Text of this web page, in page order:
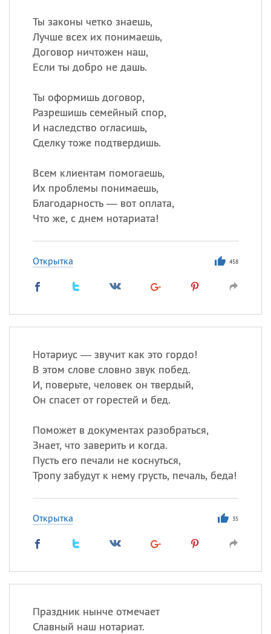
Ты законы четко знаешь,
Лучше всех их понимаешь,
Договор ничтожен наш,
Если ты добро не дашь.
Ты оформишь договор,
Разрешишь семейный спор,
И наследство огласишь,
Сделку тоже подтвердишь.
Всем клиентам помогаешь,
Их проблемы понимаешь,
Благодарность — вот оплата,
Что же, с днем нотариата!
Открытка 458
Нотариус — звучит как это гордо!
В этом слове словно звук побед.
И, поверьте, человек он твердый,
Он спасет от горестей и бед.
Поможет в документах разобраться,
Знает, что заверить и когда.
Пусть его печали не коснуться,
Тропу забудут к нему грусть, печаль, беда!
Открытка 35
Праздник нынче отмечает
Славный наш нотариат.